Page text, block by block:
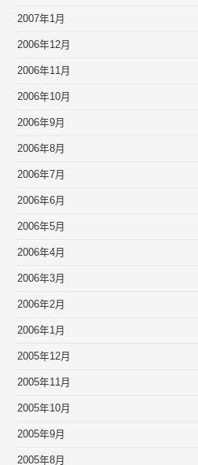
2007年1月
2006年12月
2006年11月
2006年10月
2006年9月
2006年8月
2006年7月
2006年6月
2006年5月
2006年4月
2006年3月
2006年2月
2006年1月
2005年12月
2005年11月
2005年10月
2005年9月
2005年8月